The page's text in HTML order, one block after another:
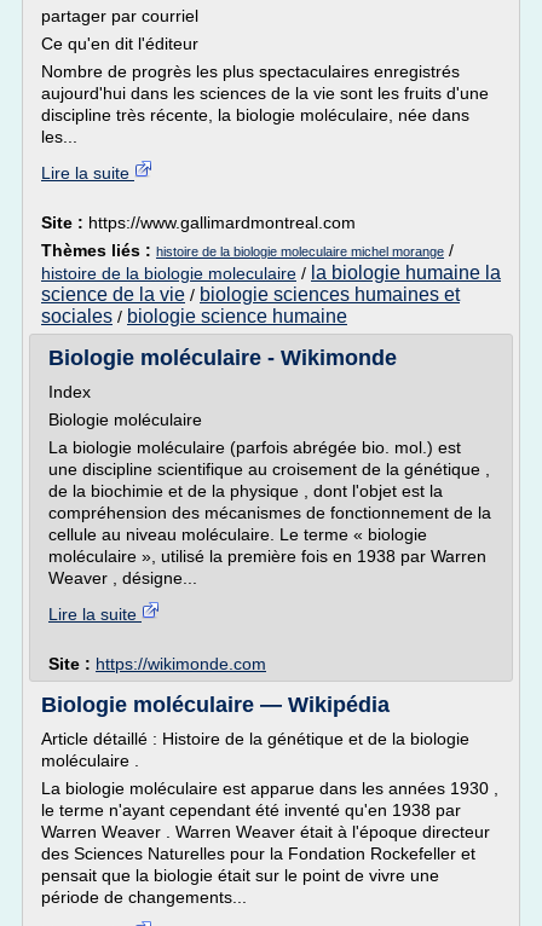
partager par courriel
Ce qu'en dit l'éditeur
Nombre de progrès les plus spectaculaires enregistrés
aujourd'hui dans les sciences de la vie sont les fruits d'une
discipline très récente, la biologie moléculaire, née dans
les...
Lire la suite
Site : https://www.gallimardmontreal.com
Thèmes liés : histoire de la biologie moleculaire michel morange /
histoire de la biologie moleculaire / la biologie humaine la
science de la vie / biologie sciences humaines et
sociales / biologie science humaine
Biologie moléculaire - Wikimonde
Index
Biologie moléculaire
La biologie moléculaire (parfois abrégée bio. mol.) est
une discipline scientifique au croisement de la génétique ,
de la biochimie et de la physique , dont l'objet est la
compréhension des mécanismes de fonctionnement de la
cellule au niveau moléculaire. Le terme « biologie
moléculaire », utilisé la première fois en 1938 par Warren
Weaver , désigne...
Lire la suite
Site : https://wikimonde.com
Biologie moléculaire — Wikipédia
Article détaillé : Histoire de la génétique et de la biologie
moléculaire .
La biologie moléculaire est apparue dans les années 1930 ,
le terme n'ayant cependant été inventé qu'en 1938 par
Warren Weaver . Warren Weaver était à l'époque directeur
des Sciences Naturelles pour la Fondation Rockefeller et
pensait que la biologie était sur le point de vivre une
période de changements...